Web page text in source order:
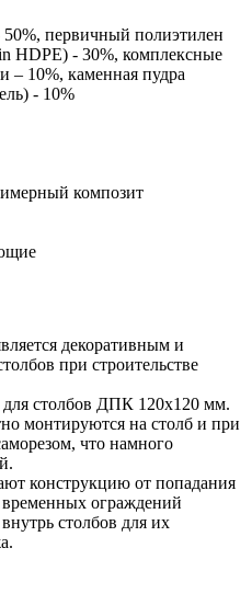
50%, первичный полиэтилен
HDPE) - 30%, комплексные
– 10%, каменная пудра
- 10%
композит
декоративным и
при строительстве
для столбов ДПК 120х120 мм.
монтируются на столб и при
что намного
конструкцию от попадания
временных ограждений
столбов для их